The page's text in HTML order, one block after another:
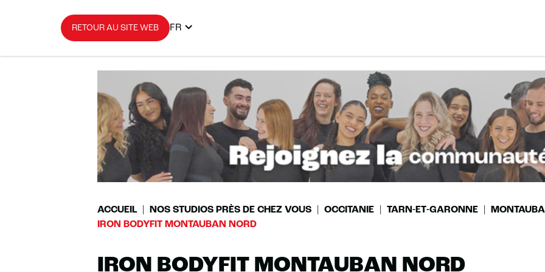
RETOUR AU SITE WEB FR
ACCUEIL NOS STUDIOS PRÈS DE CHEZ VOUS OCCITANIE TARN-ET-GARONNE
IRON BODYFIT MONTAUBAN NORD
IRON BODYFIT MONTAUBAN NORD